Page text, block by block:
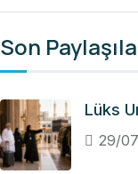
Son
Lüks
29/